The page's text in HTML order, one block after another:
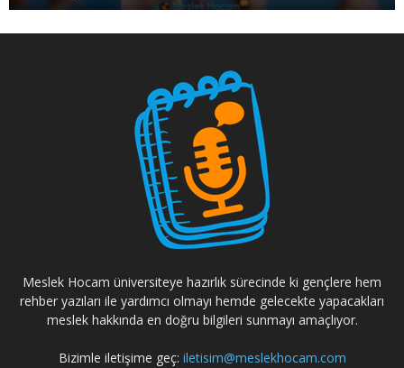
Meslek Hocam üniversiteye hazırlık sürecinde ki gençlere hem
rehber yazıları ile yardımcı olmayı hemde gelecekte yapacakları
meslek hakkında en doğru bilgileri sunmayı amaçlıyor.
Bizimle iletişime geç: iletisim@meslekhocam.com